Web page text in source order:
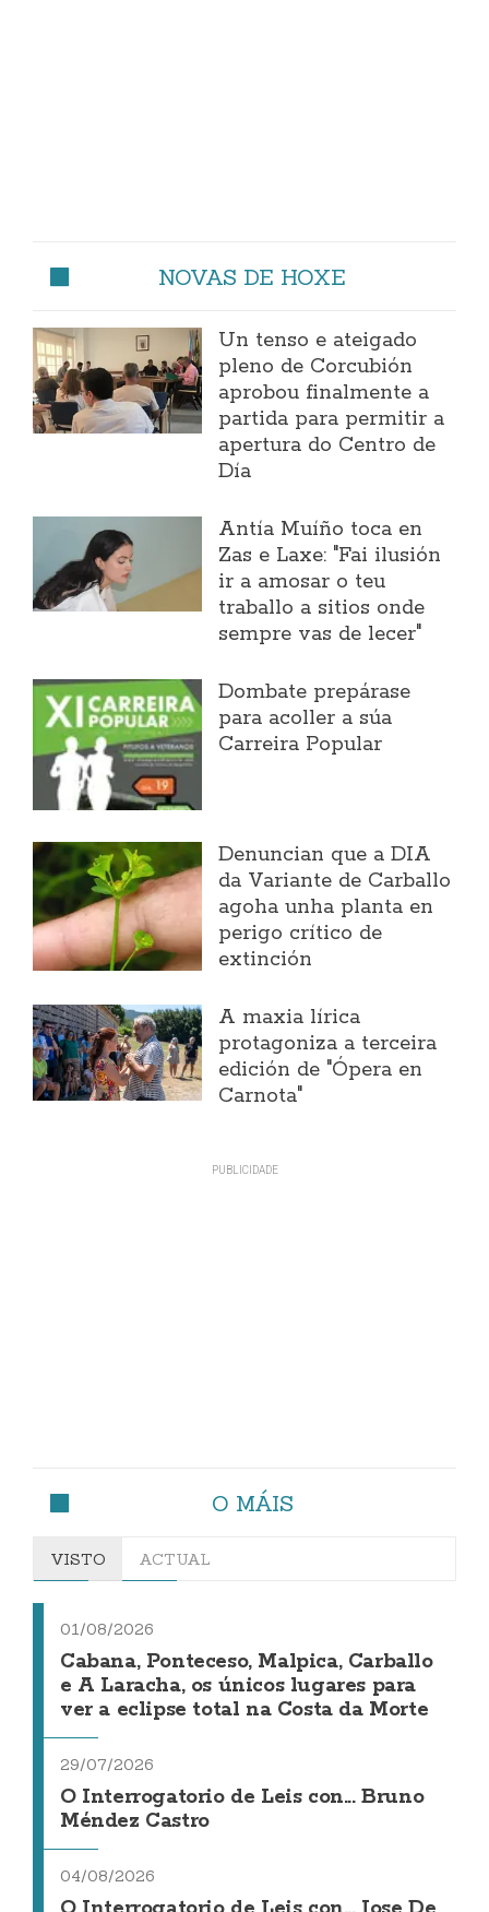
NOVAS DE HOXE
Un tenso e ateigado
pleno de Corcubión
aprobou finalmente a
partida para permitir a
apertura do Centro de
Día
Antía Muíño toca en
Zas e Laxe: "Fai ilusión
ir a amosar o teu
traballo a sitios onde
sempre vas de lecer"
Dombate prepárase
para acoller a súa
Carreira Popular
Denuncian que a DIA
da Variante de Carballo
agoha unha planta en
perigo crítico de
extinción
A maxia lírica
protagoniza a terceira
edición de "Ópera en
Carnota"
O MÁIS
VISTO ACTUAL
01/08/2026
Cabana, Ponteceso, Malpica, Carballo
e A Laracha, os únicos lugares para
ver a eclipse total na Costa da Morte
29/07/2026
O Interrogatorio de Leis con... Bruno
Méndez Castro
04/08/2026